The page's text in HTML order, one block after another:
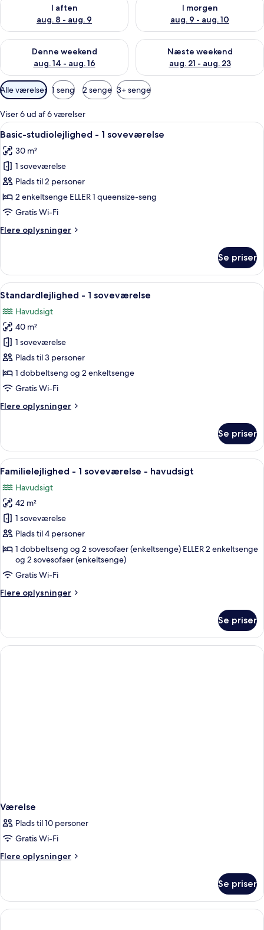
I aften
aug. 8 - aug. 9
I morgen
aug. 9 - aug. 10
Denne weekend
aug. 14 - aug. 16
Tjek tilgængelighed for denne weekend aug. 14 - aug. 16
Næste weekend
aug. 21 - aug. 23
Tjek tilgængelighed for næste
Tilgængelige
filtre
for
værelser
Alle værelser 1 seng 2 senge 3+ senge
Viser 6 ud af 6 værelser
Indlæs
alle
billeder
af
Basic-
studiolejlighed
-
soveværelse
Et hotelværelse med en seng, et
7
Basic-studiolejlighed - 1 soveværelse
30 m²
1 soveværelse
Plads til 2 personer
2 enkeltsenge ELLER 1 queensize-seng
Gratis Wi-Fi
Flere oplysninger
Flere
studiolejlighed
1
soveværelse
Se priser
Indlæs
alle
billeder
af
Standardlejlighed
-
1
soveværelse
Et hotelværelse med seng,
9
Standardlejlighed - 1 soveværelse
Havudsigt
40 m²
1 soveværelse
Plads til 3 personer
1 dobbeltseng og 2 enkeltsenge
Gratis Wi-Fi
Flere oplysninger
Flere
-
soveværelse
Se priser
Indlæs
alle
billeder
af
Familielejlighed
-
1
soveværelse
-
havudsigt
En kompakt opholdsstue med sofa,
12
Familielejlighed - 1 soveværelse - havudsigt
Havudsigt
42 m²
1 soveværelse
Plads til 4 personer
1 dobbeltseng og 2 sovesofaer (enkeltsenge) ELLER 2 enkeltsenge
og 2 sovesofaer (enkeltsenge)
Gratis Wi-Fi
Flere oplysninger
Flere
-
soveværelse
Se priser
Værelse
Plads til 10 personer
Gratis Wi-Fi
Flere oplysninger
Flere
Se priser